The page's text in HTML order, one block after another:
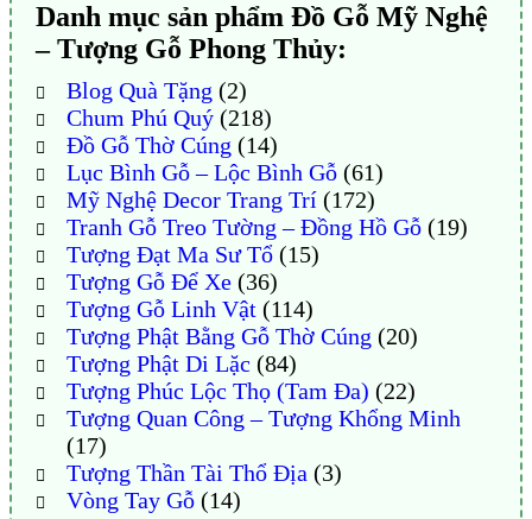
Danh mục sản phẩm Đồ Gỗ Mỹ Nghệ
– Tượng Gỗ Phong Thủy:
Blog Quà Tặng (2)
Chum Phú Quý(218)
Đồ Gỗ Thờ Cúng (14)
Lục Bình Gỗ – Lộc Bình Gỗ(61)
Mỹ Nghệ Decor Trang Trí(172)
Tranh Gỗ Treo Tường – Đồng Hồ Gỗ(19)
Tượng Đạt Ma Sư Tổ(15)
Tượng Gỗ Để Xe(36)
Tượng Gỗ Linh Vật(114)
Tượng Phật Bằng Gỗ Thờ Cúng (20)
Tượng Phật Di Lặc (84)
Tượng Phúc Lộc Thọ (Tam Đa) (22)
Tượng Quan Công – Tượng Khổng Minh
(17)
Tượng Thần Tài Thổ Địa (3)
Vòng Tay Gỗ(14)